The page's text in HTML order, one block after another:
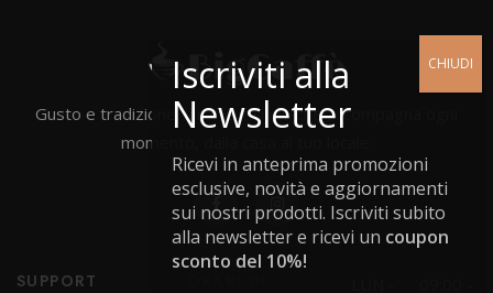
SUPPORT
Gusto e tradizione. Il caffè italiano che accompagna ogni
momento, dalla casa al tuo locale.
Ricevi in anteprima promozioni
esclusive, novità e aggiornamenti
sui nostri prodotti. Iscriviti subito
alla newsletter e ricevi un coupon
sconto del 10%!